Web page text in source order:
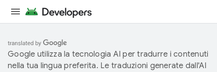
Google utilizza la tecnologia AI per tradurre i contenuti
nella tua lingua preferita. Le traduzioni generate dall'AI